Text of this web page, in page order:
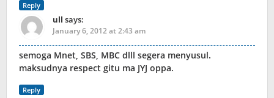
Reply
ull says:
January 6, 2012 at 2:43 am
semoga Mnet, SBS, MBC dlll segera menyusul.
maksudnya respect gitu ma JYJ oppa.
Reply